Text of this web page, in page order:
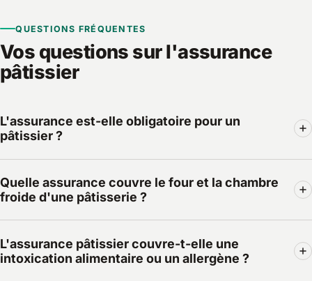
QUESTIONS FRÉQUENTES
Vos questions sur l'assurance
pâtissier
L'assurance est-elle obligatoire pour un
pâtissier ?
spécifique, mais la multirisque professionnelle est presque
toujours exigée par le bail commercial (l'article 1733 du
Code civil rend le locataire responsable de l'incendie), et
la RC pro et produits est indispensable dès que vous
accueillez du public et vendez des produits alimentaires.
Quelle assurance couvre le four et la chambre
froide d'une pâtisserie ?
machine, qui couvre le four, le batteur, le laminoir et la
chambre froide. Vérifiez bien l'indemnisation en valeur à
L'assurance pâtissier couvre-t-elle une
intoxication alimentaire ou un allergène ?